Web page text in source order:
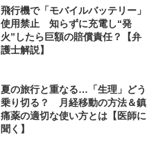
飛行機で「モバイルバッテリー」
使用禁止 知らずに充電し“発
火”したら巨額の賠償責任？【弁
護士解説】
夏の旅行と重なる…「生理」どう
乗り切る？ 月経移動の方法＆鎮
痛薬の適切な使い方とは【医師に
聞く】